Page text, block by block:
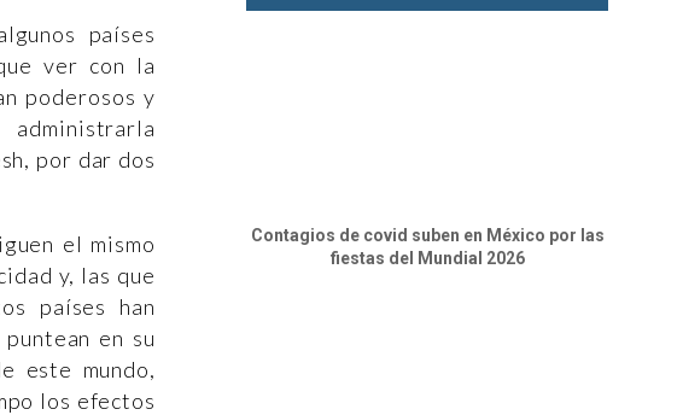
países
ver con la
poderosos y
por dar dos
el mismo
y, las que
países han
en su
este mundo,
los efectos
Contagios de covid suben en México por las
fiestas del Mundial 2026